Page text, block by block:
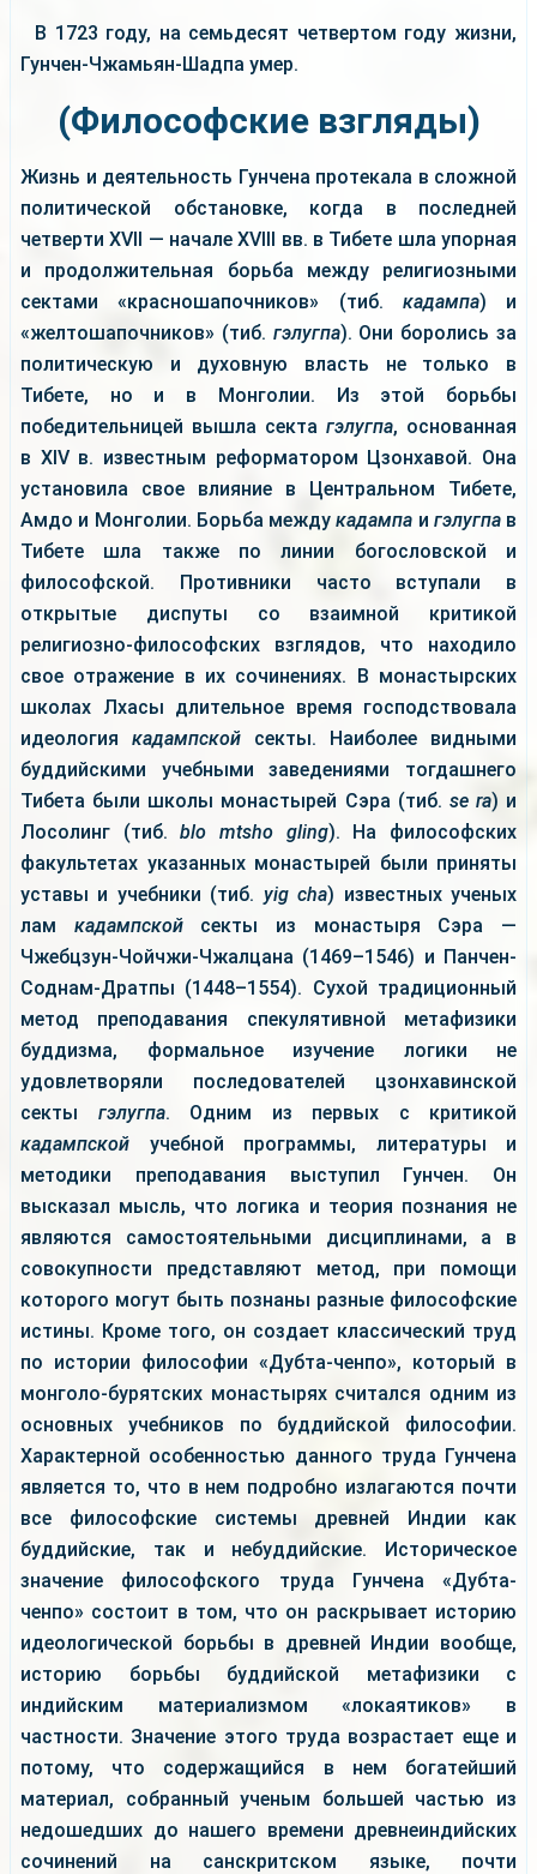
В 1723 году, на семьдесят четвертом году жизни,
Гунчен-Чжамьян-Шадпа умер.
(Философские взгляды)
Жизнь и деятельность Гунчена протекала в сложной
политической обстановке, когда в последней
четверти XVII — начале XVIII вв. в Тибете шла упорная
и продолжительная борьба между религиозными
сектами «красношапочников» (тиб. кадампа) и
«желтошапочников» (тиб. гэлугпа). Они боролись за
политическую и духовную власть не только в
Тибете, но и в Монголии. Из этой борьбы
победительницей вышла секта гэлугпа, основанная
в XIV в. известным реформатором Цзонхавой. Она
установила свое влияние в Центральном Тибете,
Амдо и Монголии. Борьба междукадампа и гэлугпав
Тибете шла также по линии богословской и
философской. Противники часто вступали в
открытые диспуты со взаимной критикой
религиозно-философских взглядов, что находило
свое отражение в их сочинениях. В монастырских
школах Лхасы длительное время господствовала
идеология кадампской секты. Наиболее видными
буддийскими учебными заведениями тогдашнего
Тибета были школы монастырей Сэра (тиб. se ra) и
Лосолинг (тиб.blo mtsho gling). На философских
факультетах указанных монастырей были приняты
уставы и учебники (тиб. yig cha) известных ученых
лам кадампскойсекты из монастыря Сэра —
Чжебцзун-Чойчжи-Чжалцана (1469–1546) и Панчен-
Соднам-Дратпы (1448–1554). Сухой традиционный
метод преподавания спекулятивной метафизики
буддизма, формальное изучение логики не
удовлетворяли последователей цзонхавинской
секты гэлугпа. Одним из первых с критикой
кадампской учебной программы, литературы и
методики преподавания выступил Гунчен. Он
высказал мысль, что логика и теория познания не
являются самостоятельными дисциплинами, а в
совокупности представляют метод, при помощи
которого могут быть познаны разные философские
истины. Кроме того, он создает классический труд
по истории философии «Дубта-ченпо», который в
монголо-бурятских монастырях считался одним из
основных учебников по буддийской философии.
Характерной особенностью данного труда Гунчена
является то, что в нем подробно излагаются почти
все философские системы древней Индии как
буддийские, так и небуддийские. Историческое
значение философского труда Гунчена «Дубта-
ченпо» состоит в том, что он раскрывает историю
идеологической борьбы в древней Индии вообще,
историю борьбы буддийской метафизики с
индийским материализмом «локаятиков» в
частности. Значение этого труда возрастает еще и
потому, что содержащийся в нем богатейший
материал, собранный ученым большей частью из
недошедших до нашего времени древнеиндийских
сочинений на санскритском языке, почти